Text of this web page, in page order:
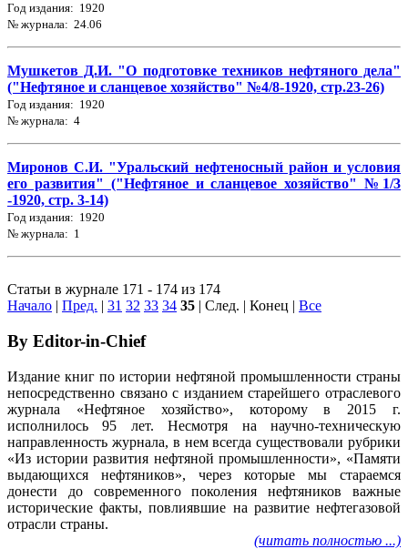
Год издания: 1920
№ журнала: 24.06
Мушкетов Д.И. "О подготовке техников нефтяного дела"
("Нефтяное и сланцевое хозяйство" №4/8-1920, стр.23-26)
Год издания: 1920
№ журнала: 4
Миронов С.И. "Уральский нефтеносный район и условия
его развития" ("Нефтяное и сланцевое хозяйство" №1/3
-1920, стр. 3-14)
Год издания: 1920
№ журнала: 1
Статьи в журнале 171 - 174 из 174
Начало | Пред. | 31 32 33 34 35 | След. | Конец | Все
By Editor-in-Chief
Издание книг по истории нефтяной промышленности страны
непосредственно связано с изданием старейшего отраслевого
журнала «Нефтяное хозяйство», которому в 2015 г.
исполнилось 95 лет. Несмотря на научно-техническую
направленность журнала, в нем всегда существовали рубрики
«Из истории развития нефтяной промышленности», «Памяти
выдающихся нефтяников», через которые мы стараемся
донести до современного поколения нефтяников важные
исторические факты, повлиявшие на развитие нефтегазовой
отрасли страны.
(читать полностью ...)